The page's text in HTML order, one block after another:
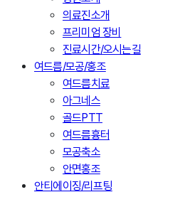
의료진소개
프리미엄 장비
진료시간/오시는길
여드름/모공/홍조
여드름치료
아그네스
골드PTT
여드름흉터
모공축소
안면홍조
안티에이징/리프팅